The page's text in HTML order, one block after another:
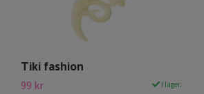
Tiki fashion
99 kr I lager.